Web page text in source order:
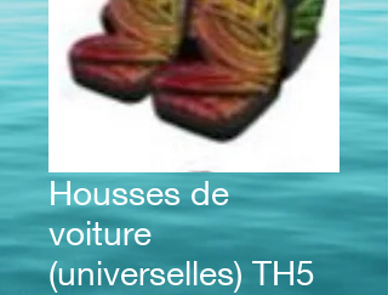
Housses de
voiture
(universelles) TH5